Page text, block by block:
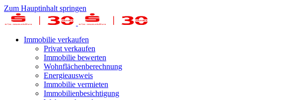
Zum Hauptinhalt springen
Immobilie verkaufen
Privat verkaufen
Immobilie bewerten
Wohnflächenberechnung
Energieausweis
Immobilie vermieten
Immobilienbesichtigung